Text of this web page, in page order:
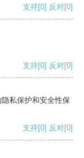
支持[0] 反对[0]
支持[0] 反对[0]
私保护和安全性保
支持[0] 反对[0]